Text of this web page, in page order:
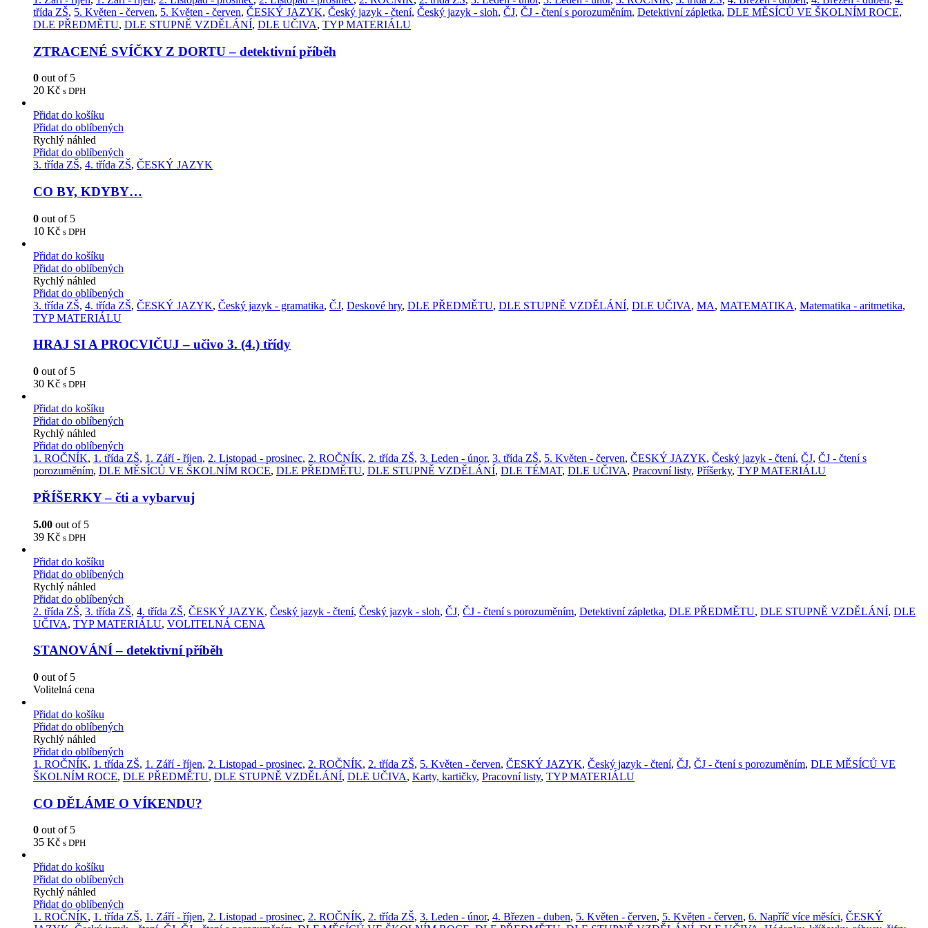
třída ZŠ, 5. Květen - červen, 5. Květen - červen, ČESKÝ JAZYK, Český jazyk - čtení, Český jazyk - sloh, ČJ, ČJ - čtení s porozuměním, Detektivní zápletka, DLE MĚSÍCŮ VE ŠKOLNÍM ROCE,
DLE PŘEDMĚTU, DLE STUPNĚ VZDĚLÁNÍ, DLE UČIVA, TYP MATERIÁLU
ZTRACENÉ SVÍČKY Z DORTU – detektivní příběh
0 out of 5
20 Kč s DPH
Přidat do košíku
Přidat do oblíbených
Rychlý náhled
Přidat do oblíbených
3. třída ZŠ, 4. třída ZŠ, ČESKÝ JAZYK
CO BY, KDYBY…
0 out of 5
10 Kč s DPH
Přidat do košíku
Přidat do oblíbených
Rychlý náhled
Přidat do oblíbených
3. třída ZŠ, 4. třída ZŠ, ČESKÝ JAZYK, Český jazyk - gramatika, ČJ, Deskové hry, DLE PŘEDMĚTU, DLE STUPNĚ VZDĚLÁNÍ, DLE UČIVA, MA, MATEMATIKA, Matematika - aritmetika,
TYP MATERIÁLU
HRAJ SI A PROCVIČUJ – učivo 3. (4.) třídy
0 out of 5
30 Kč s DPH
Přidat do košíku
Přidat do oblíbených
Rychlý náhled
Přidat do oblíbených
1. ROČNÍK, 1. třída ZŠ, 1. Září - říjen, 2. Listopad - prosinec, 2. ROČNÍK, 2. třída ZŠ, 3. Leden - únor, 3. třída ZŠ, 5. Květen - červen, ČESKÝ JAZYK, Český jazyk - čtení, ČJ, ČJ - čtení s
porozuměním, DLE MĚSÍCŮ VE ŠKOLNÍM ROCE, DLE PŘEDMĚTU, DLE STUPNĚ VZDĚLÁNÍ, DLE TÉMAT, DLE UČIVA, Pracovní listy, Příšerky, TYP MATERIÁLU
PŘÍŠERKY – čti a vybarvuj
5.00 out of 5
39 Kč s DPH
Přidat do košíku
Přidat do oblíbených
Rychlý náhled
Přidat do oblíbených
2. třída ZŠ, 3. třída ZŠ, 4. třída ZŠ, ČESKÝ JAZYK, Český jazyk - čtení, Český jazyk - sloh, ČJ, ČJ - čtení s porozuměním, Detektivní zápletka, DLE PŘEDMĚTU, DLE STUPNĚ VZDĚLÁNÍ, DLE
UČIVA, TYP MATERIÁLU, VOLITELNÁ CENA
STANOVÁNÍ – detektivní příběh
0 out of 5
Volitelná cena
Přidat do košíku
Přidat do oblíbených
Rychlý náhled
Přidat do oblíbených
1. ROČNÍK, 1. třída ZŠ, 1. Září - říjen, 2. Listopad - prosinec, 2. ROČNÍK, 2. třída ZŠ, 5. Květen - červen, ČESKÝ JAZYK, Český jazyk - čtení, ČJ, ČJ - čtení s porozuměním, DLE MĚSÍCŮ VE
ŠKOLNÍM ROCE, DLE PŘEDMĚTU, DLE STUPNĚ VZDĚLÁNÍ, DLE UČIVA, Karty, kartičky, Pracovní listy, TYP MATERIÁLU
CO DĚLÁME O VÍKENDU?
0 out of 5
35 Kč s DPH
Přidat do košíku
Přidat do oblíbených
Rychlý náhled
Přidat do oblíbených
1. ROČNÍK, 1. třída ZŠ, 1. Září - říjen, 2. Listopad - prosinec, 2. ROČNÍK, 2. třída ZŠ, 3. Leden - únor, 4. Březen - duben, 5. Květen - červen, 5. Květen - červen, 6. Napříč více měsíci, ČESKÝ